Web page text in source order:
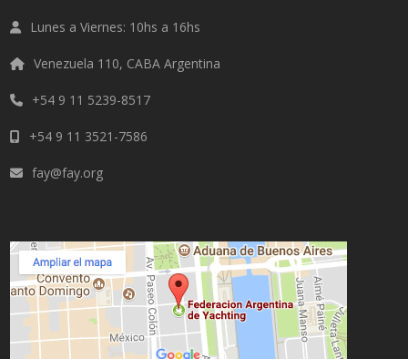
Lunes a Viernes: 10hs a 16hs
Venezuela 110, CABA Argentina
+54 9 11 5239-8517
+54 9 11 3521-7586
fay@fay.org